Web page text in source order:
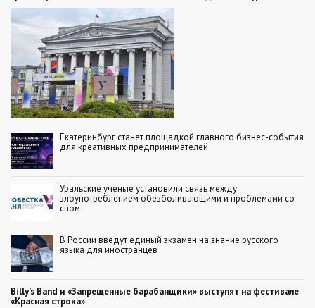
Екатеринбург станет площадкой главного бизнес-события
для креативных предпринимателей
Уральские ученые установили связь между
злоупотреблением обезболивающими и проблемами со
сном
В России введут единый экзамен на знание русского
языка для иностранцев
Billy’s Band и «Запрещенные барабанщики» выступят на фестивале
«Красная строка»